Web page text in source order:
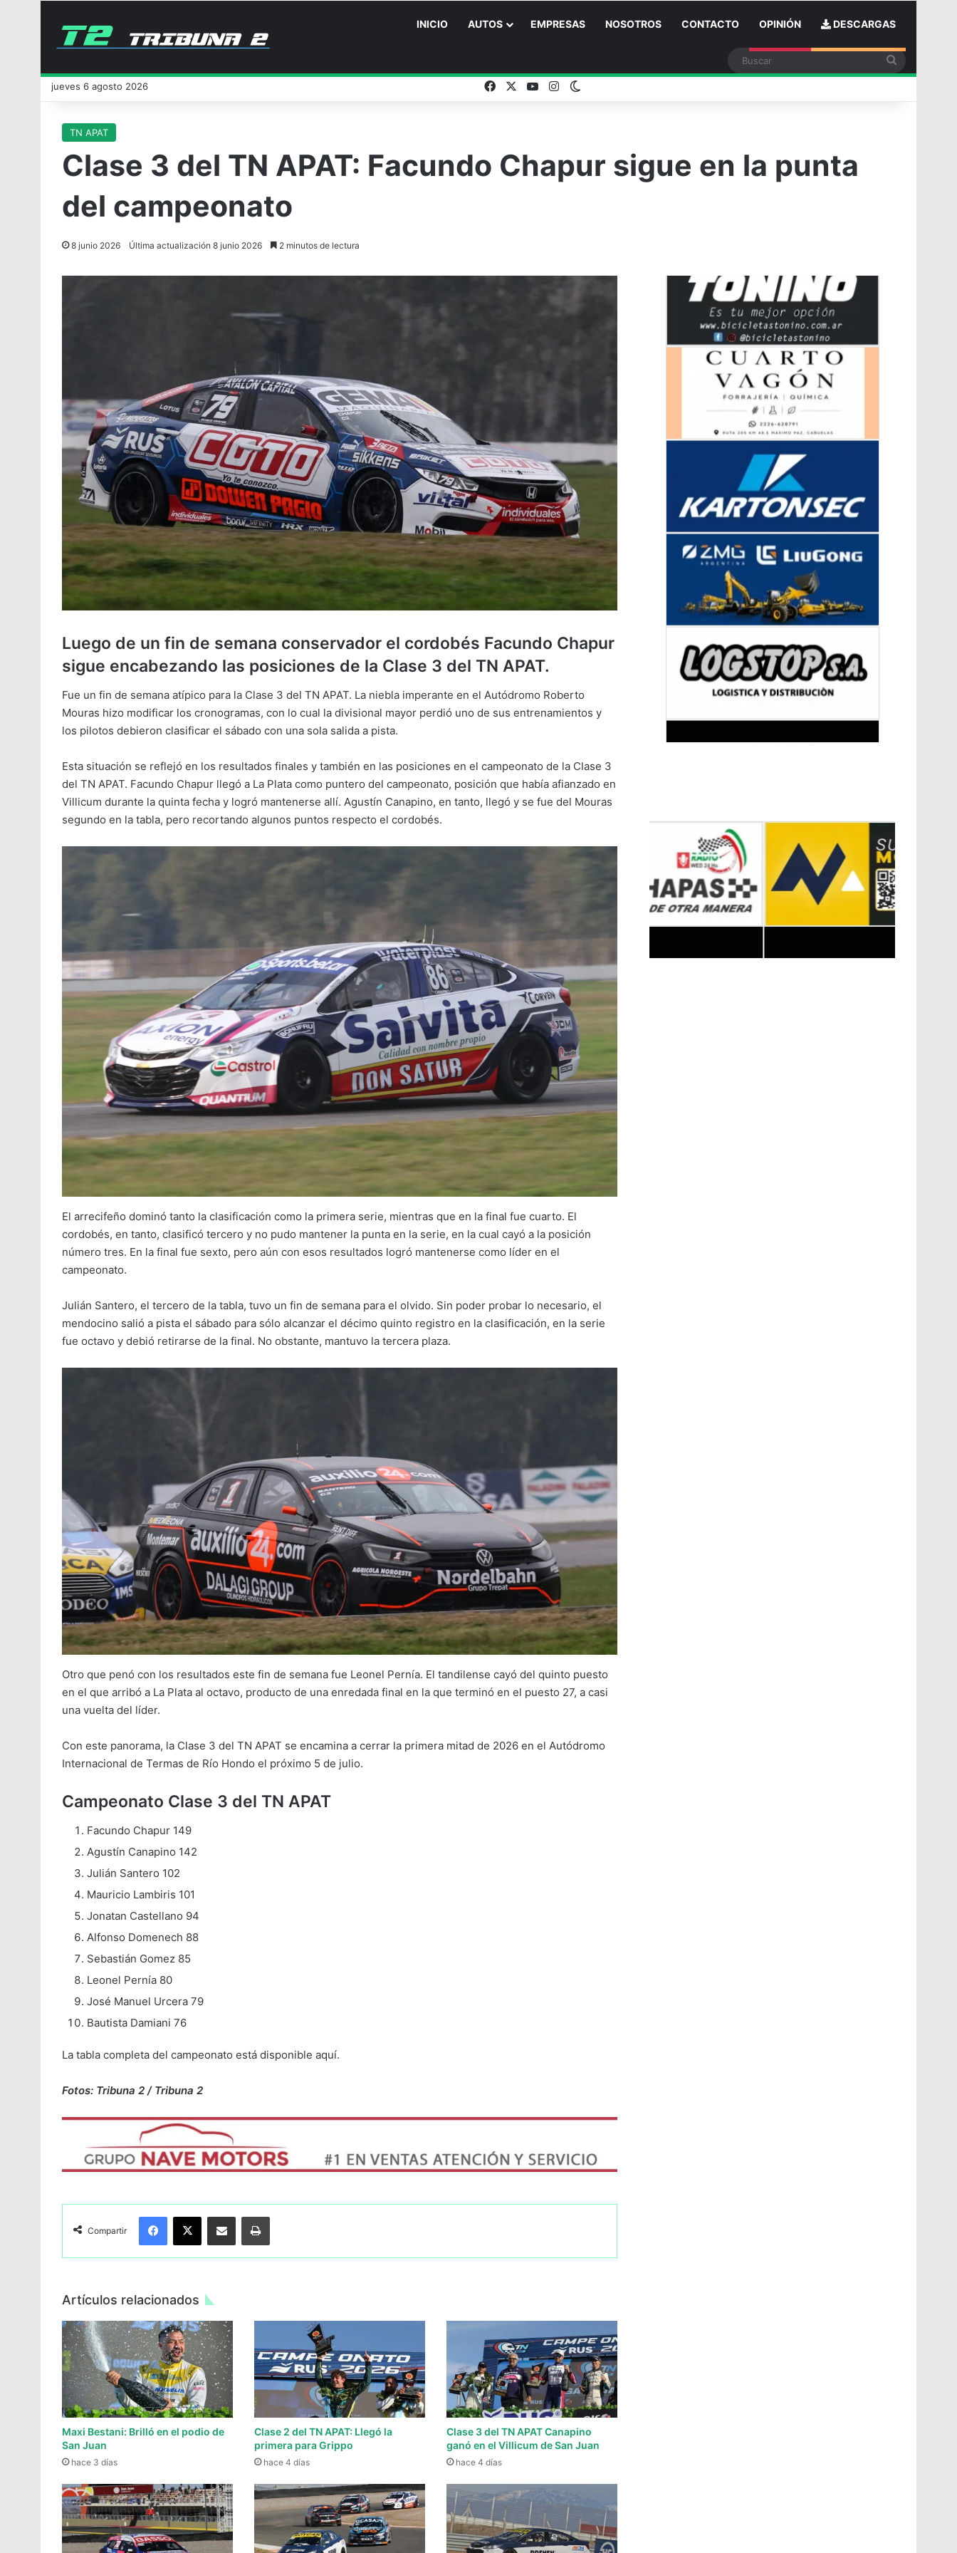
INICIO AUTOS EMPRESAS NOSOTROS CONTACTO OPINIÓN DESCARGAS
jueves 6 agosto 2026 FacebookYouTubeInstagramSwitch skin
TN APAT
Clase 3 del TN APAT: Facundo Chapur sigue en la punta
del campeonato
8 junio 2026 Última actualización 8 junio 2026 2 minutos de lectura
Luego de un fin de semana conservador el cordobés Facundo Chapur
sigue encabezando las posiciones de la Clase 3 del TN APAT.
Fue un fin de semana atípico para la Clase 3 del TN APAT. La niebla imperante en el Autódromo Roberto
Mouras hizo modificar los cronogramas, con lo cual la divisional mayor perdió uno de sus entrenamientos y
los pilotos debieron clasificar el sábado con una sola salida a pista.
Esta situación se reflejó en los resultados finales y también en las posiciones en el campeonato de la Clase 3
del TN APAT. Facundo Chapur llegó a La Plata como puntero del campeonato, posición que había afianzado en
Villicum durante la quinta fecha y logró mantenerse allí. Agustín Canapino, en tanto, llegó y se fue del Mouras
segundo en la tabla, pero recortando algunos puntos respecto el cordobés.
El arrecifeño dominó tanto la clasificación como la primera serie, mientras que en la final fue cuarto. El
cordobés, en tanto, clasificó tercero y no pudo mantener la punta en la serie, en la cual cayó a la posición
número tres. En la final fue sexto, pero aún con esos resultados logró mantenerse como líder en el
campeonato.
Julián Santero, el tercero de la tabla, tuvo un fin de semana para el olvido. Sin poder probar lo necesario, el
mendocino salió a pista el sábado para sólo alcanzar el décimo quinto registro en la clasificación, en la serie
fue octavo y debió retirarse de la final. No obstante, mantuvo la tercera plaza.
Otro que penó con los resultados este fin de semana fue Leonel Pernía. El tandilense cayó del quinto puesto
en el que arribó a La Plata al octavo, producto de una enredada final en la que terminó en el puesto 27, a casi
una vuelta del líder.
Con este panorama, la Clase 3 del TN APAT se encamina a cerrar la primera mitad de 2026 en el Autódromo
Internacional de Termas de Río Hondo el próximo 5 de julio.
Campeonato Clase 3 del TN APAT
Facundo Chapur 149
Agustín Canapino 142
Julián Santero 102
Mauricio Lambiris 101
Jonatan Castellano 94
Alfonso Domenech 88
Sebastián Gomez 85
Leonel Pernía 80
José Manuel Urcera 79
Bautista Damiani 76
La tabla completa del campeonato está disponible aquí.
Fotos: Tribuna 2 / Tribuna 2
Compartir
Facebook
X Compartir por Email Imprimir
Artículos relacionados
Maxi Bestani: Brilló en el podio de
San Juan
hace 3 días
Clase 2 del TN APAT: Llegó la
primera para Grippo
hace 4 días
Clase 3 del TN APAT Canapino
ganó en el Villicum de San Juan
hace 4 días